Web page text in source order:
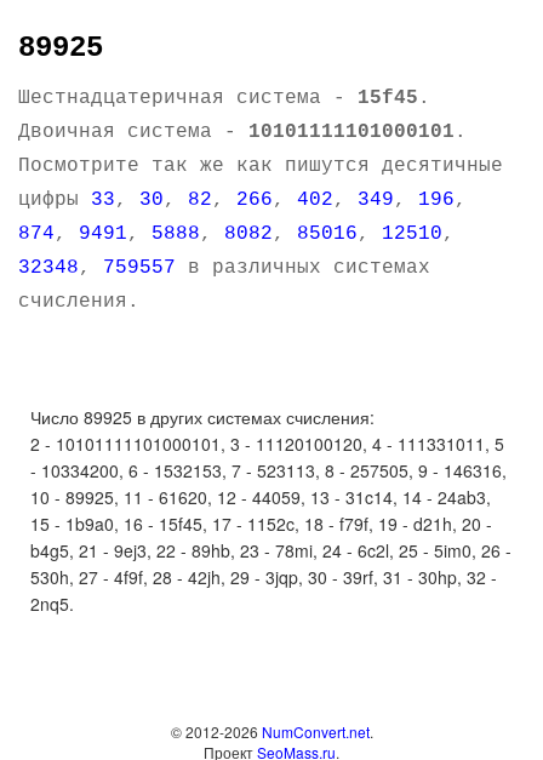
89925
Шестнадцатеричная система - 15f45 .
Двоичная система - 10101111101000101 .
Посмотрите так же как пишутся десятичные
цифры 33, 30, 82, 266, 402, 349, 196,
874, 9491, 5888, 8082, 85016, 12510,
32348, 759557 в различных системах
счисления.
Число 89925 в других системах счисления:
2 - 10101111101000101, 3 - 11120100120, 4 - 111331011, 5
- 10334200, 6 - 1532153, 7 - 523113, 8 - 257505, 9 - 146316,
10 - 89925, 11 - 61620, 12 - 44059, 13 - 31c14, 14 - 24ab3,
15 - 1b9a0, 16 - 15f45, 17 - 1152c, 18 - f79f, 19 - d21h, 20 -
b4g5, 21 - 9ej3, 22 - 89hb, 23 - 78mi, 24 - 6c2l, 25 - 5im0, 26 -
530h, 27 - 4f9f, 28 - 42jh, 29 - 3jqp, 30 - 39rf, 31 - 30hp, 32 -
2nq5.
© 2012-2026 NumConvert.net.
ПроектSeoMass.ru.